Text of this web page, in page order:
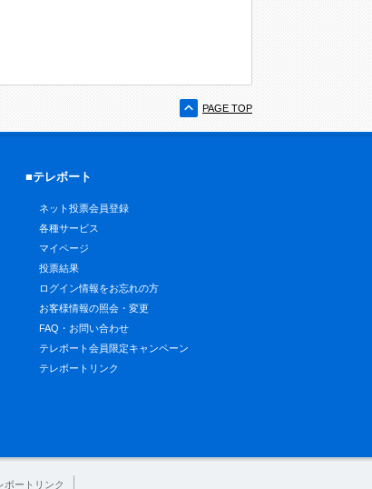
PAGE TOP
■テレボート
ネット投票会員登録
各種サービス
マイページ
投票結果
ログイン情報をお忘れの方
お客様情報の照会・変更
FAQ・お問い合わせ
テレボート会員限定キャンペーン
テレボートリンク
ボートリンク